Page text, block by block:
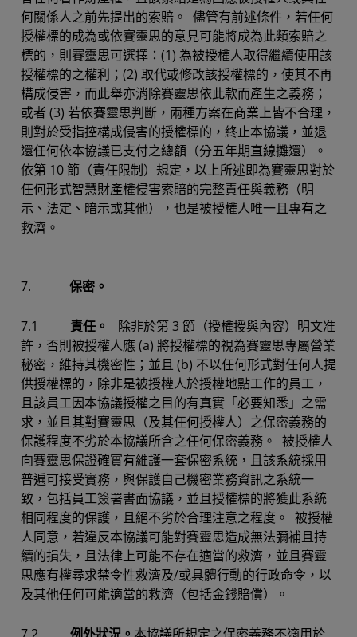
何關係人之前先提出的索賠。 儘管有前述條件，若任何
授權標的成為或依賽靈思的意見可能將成為此類索賠之
標的，則賽靈思可選擇：(1) 為被授權人取得繼續使用該
授權標的之權利；(2) 取代或修改該授權標的，使其不再
構成侵害，而此舉亦消除賽靈思依此款而產生之義務；
或者 (3) 若依賽靈思判斷，兩種方案在商業上皆不合理，
則對於受指控構成侵害的授權標的，終止本協議，並退
還任何依本協議已支付之總額（分五年期直線攤還）。
依第 10 節（責任限制）規定，以上所述即為賽靈思對於
任何形式智慧財產權侵害索賠的完整責任與義務（明
示、法定、暗示或其他），也是被授權人唯一且專有之
救濟。
7. 保密。
7.1 責任。
除非於第 3 節（授權授與內容）明文准
許，否則被授權人應 (a) 將授權標的視為賽靈思專屬營業
秘密，維持其機密性；並且 (b) 不以任何形式對任何人提
供授權標的，除非是被授權人於授權地點工作的員工，
且該員工因本協議授權之目的有真實「必要知悉」之需
求，並且其對賽靈思（及其任何授權人）之保密義務的
保護程度不劣於本協議所含之任何保密義務。 被授權人
向賽靈思保證確實有維護一套保密系統，且該系統採用
普遍可接受實務，與保護自己機密業務資訊之系統一
致，包括員工簽署書面協議，並且授權標的將獲此系統
相同程度的保護，且絕不劣於合理注意之程度。 被授權
人同意，若違反本協議可能對賽靈思造成無法彌補且持
續的損失，且法律上可能不存在適當的救濟，並且賽靈
思應有權尋求禁令性救濟及/或具體行動的行政命令，以
及其他任何可能適當的救濟（包括金錢賠償）。